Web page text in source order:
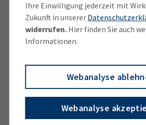
Ihre Einwilligung jederzeit mit
Zukunft in unserer
widerrufen.Hier finden Sie auch
Informationen.
Webanalyse
Webanalyse
Der IHK-Regionalausschuss
nach den Sommerferien zu seiner
Arbeitssitzung, um die inhaltlichen
festzulegen.
Bei der IHK-Wahl waren in Stadt
zwischen 9. April und 7. Mai fast
aufgerufen, die 21 Sitze im IHK-